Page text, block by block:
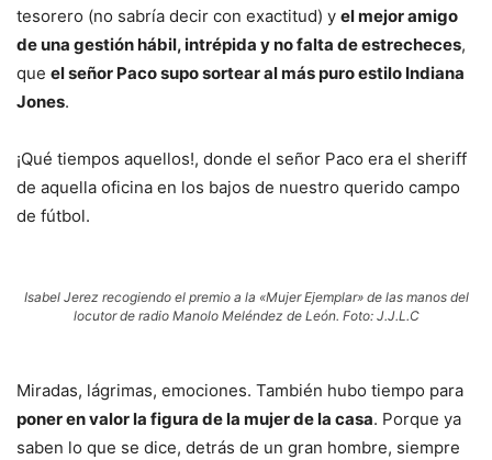
tesorero (no sabría decir con exactitud) y el mejor amigo
de una gestión hábil, intrépida y no falta de estrecheces,
que el señor Paco supo sortear al más puro estilo Indiana
Jones.
¡Qué tiempos aquellos!, donde el señor Paco era el sheriff
de aquella oficina en los bajos de nuestro querido campo
de fútbol.
Isabel Jerez recogiendo el premio a la «Mujer Ejemplar» de las manos del
locutor de radio Manolo Meléndez de León. Foto: J.J.L.C
Miradas, lágrimas, emociones. También hubo tiempo para
poner en valor la figura de la mujer de la casa. Porque ya
saben lo que se dice, detrás de un gran hombre, siempre